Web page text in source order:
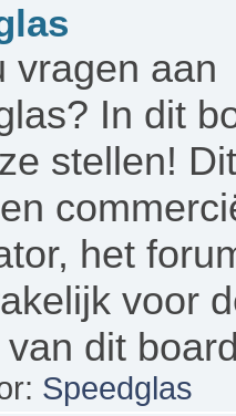
vragen aan
In dit
stellen!
het
voor
dit
Speedglas